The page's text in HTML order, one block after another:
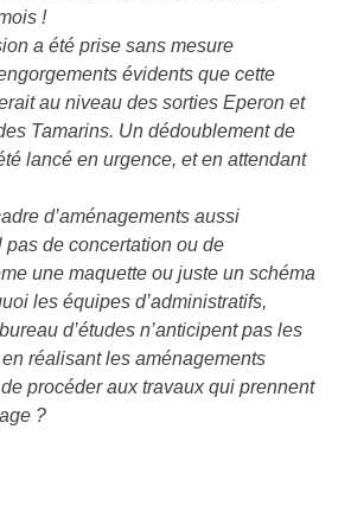
!
a été prise sans mesure
évidents que cette
au niveau des sorties Eperon et
Tamarins. Un dédoublement de
lancé en urgence, et en attendant
d’aménagements aussi
pas de concertation ou de
une maquette ou juste un schéma
les équipes d’administratifs,
d’études n’anticipent pas les
réalisant les aménagements
procéder aux travaux qui prennent
?